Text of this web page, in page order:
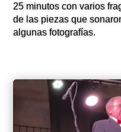
25 minutos con varios
de las piezas que
algunas fotografías.